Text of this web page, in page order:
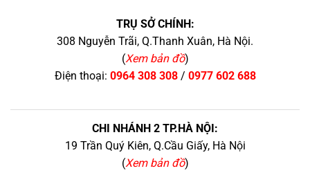
TRỤ SỞ CHÍNH:
308 Nguyễn Trãi, Q.Thanh Xuân, Hà Nội.
(Xem bản đồ)
Điện thoại: 0964 308 308/ 0977 602 688
CHI NHÁNH 2 TP.HÀ NỘI:
19 Trần Quý Kiên, Q.Cầu Giấy, Hà Nội
(Xem bản đồ)